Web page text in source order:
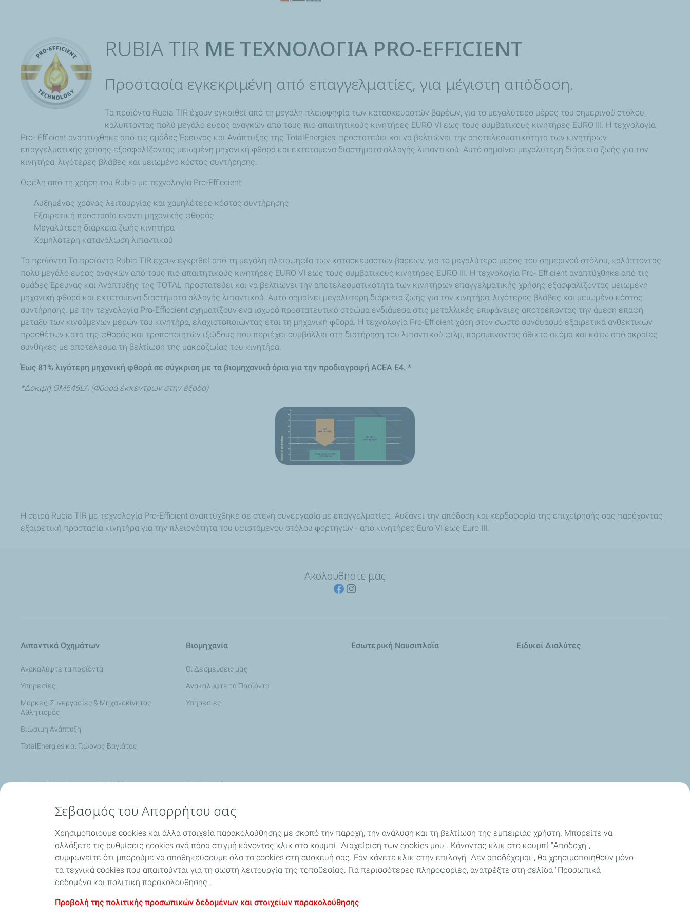
RUBIA TIR ΜΕ ΤΕΧΝΟΛΟΓΙΑ PRO-EFFICIENT
Προστασία εγκεκριμένη από επαγγελματίες, για μέγιστη απόδοση.
Τα προϊόντα Rubia TIR έχουν εγκριθεί από τη μεγάλη πλειοψηφία των κατασκευαστών βαρέων, για το μεγαλύτερο μέρος του σημερινού στόλου,
καλύπτοντας πολύ μεγάλο εύρος αναγκών από τους πιο απαιτητικούς κινητήρες EURO VI έως τους συμβατικούς κινητήρες EURO III. Η τεχνολογία
Pro- Efficient αναπτύχθηκε από τις ομάδες Έρευνας και Ανάπτυξης της TotalEnergies, προστατεύει και να βελτιώνει την αποτελεσματικότητα των κινητήρων
επαγγελματικής χρήσης εξασφαλίζοντας μειωμένη μηχανική φθορά και εκτεταμένα διαστήματα αλλαγής λιπαντικού. Αυτό σημαίνει μεγαλύτερη διάρκεια ζωής για τον
κινητήρα, λιγότερες βλάβες και μειωμένο κόστος συντήρησης.
Οφέλη από τη χρήση του Rubia με τεχνολογία Pro-Efficcient:
Αυξημένος χρόνος λειτουργίας και χαμηλότερο κόστος συντήρησης
Εξαιρετική προστασία έναντι μηχανικής φθοράς
Μεγαλύτερη διάρκεια ζωής κινητήρα
Χαμηλότερη κατανάλωση λιπαντικού
Τα προϊόντα Τα προϊόντα Rubia TIR έχουν εγκριθεί από τη μεγάλη πλειοψηφία των κατασκευαστών βαρέων, για το μεγαλύτερο μέρος του σημερινού στόλου, καλύπτοντας
πολύ μεγάλο εύρος αναγκών από τους πιο απαιτητικούς κινητήρες EURO VI έως τους συμβατικούς κινητήρες EURO III. Η τεχνολογία Pro- Efficient αναπτύχθηκε από τις
ομάδες Έρευνας και Ανάπτυξης της TOTAL, προστατεύει και να βελτιώνει την αποτελεσματικότητα των κινητήρων επαγγελματικής χρήσης εξασφαλίζοντας μειωμένη
μηχανική φθορά και εκτεταμένα διαστήματα αλλαγής λιπαντικού. Αυτό σημαίνει μεγαλύτερη διάρκεια ζωής για τον κινητήρα, λιγότερες βλάβες και μειωμένο κόστος
συντήρησης. με την τεχνολογία Pro-Efficcient σχηματίζουν ένα ισχυρό προστατευτικό στρώμα ενδιάμεσα στις μεταλλικές επιφάνειες αποτρέποντας την άμεση επαφή
μεταξύ των κινούμενων μερών του κινητήρα, ελαχιστοποιώντας έτσι τη μηχανική φθορά. Η τεχνολογία Pro-Efficient χάρη στον σωστό συνδυασμό εξαιρετικά ανθεκτικών
προσθέτων κατά της φθοράς και τροποποιητών ιξώδους που περιέχει συμβάλλει στη διατήρηση του λιπαντικού φιλμ, παραμένοντας άθικτο ακόμα και κάτω από ακραίες
συνθήκες με αποτέλεσμα τη βελτίωση της μακροζωίας του κινητήρα.
Έως 81% λιγότερη μηχανική φθορά σε σύγκριση με τα βιομηχανικά όρια για την προδιαγραφή ACEA Ε4. *
*Δοκιμή OM646LA (Φθορά έκκεντρων στην έξοδο)
Η σειρά Rubia TIR με τεχνολογία Pro-Efficient αναπτύχθηκε σε στενή συνεργασία με επαγγελματίες. Αυξάνει την απόδοση και κερδοφορία της επιχείρησής σας παρέχοντας
εξαιρετική προστασία κινητήρα για την πλειονότητα του υφιστάμενου στόλου φορτηγών - από κινητήρες Euro VI έως Euro III.
Ακολουθήστε μας
Λιπαντικά Οχημάτων
Ανακαλύψτε τα προϊόντα
Υπηρεσίες
Μάρκες, Συνεργασίες & Μηχανοκίνητος
Αθλητισμός
Βιώσιμη Ανάπτυξη
TotalEnergies και Γιώργος Βαγιάτας
Βιομηχανία
Οι Δεσμεύσεις μας
Ανακαλύψτε τα Προϊόντα
Υπηρεσίες
Εσωτερική Ναυσιπλοΐα Ειδικοί Διαλύτες
Η TotalEnergies στην Ελλάδα
TotalEnergies
Εταιρική Κοινωνική Ευθύνη
Συμβουλές
Σεβασμός του Απορρήτου σας
Χρησιμοποιούμε cookies και άλλα στοιχεία παρακολούθησης με σκοπό την παροχή, την ανάλυση και τη βελτίωση της εμπειρίας χρήστη. Μπορείτε να
αλλάξετε τις ρυθμίσεις cookies ανά πάσα στιγμή κάνοντας κλικ στο κουμπί "Διαχείριση των cookies μου". Κάνοντας κλικ στο κουμπί "Αποδοχή",
συμφωνείτε ότι μπορούμε να αποθηκεύσουμε όλα τα cookies στη συσκευή σας. Εάν κάνετε κλικ στην επιλογή "Δεν αποδέχομαι", θα χρησιμοποιηθούν μόνο
τα τεχνικά cookies που απαιτούνται για τη σωστή λειτουργία της τοποθεσίας. Για περισσότερες πληροφορίες, ανατρέξτε στη σελίδα "Προσωπικά
δεδομένα και πολιτική παρακολούθησης".
Προβολή της πολιτικής προσωπικών δεδομένων και στοιχείων παρακολούθησης